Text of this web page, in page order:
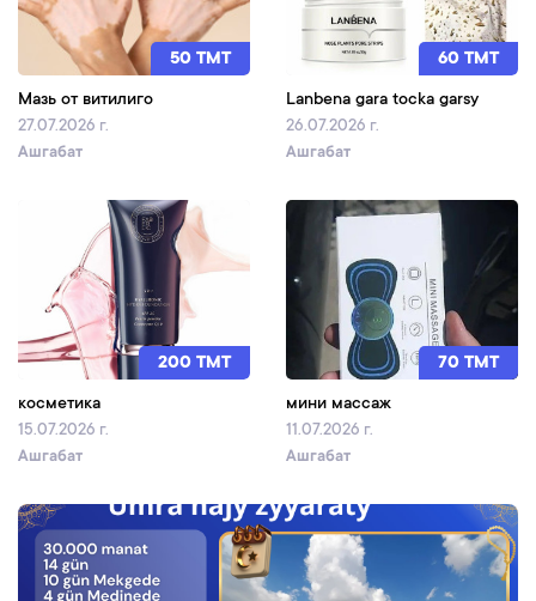
50 TMT
Мазь от витилиго
27.07.2026 г.
Ашгабат
60 TMT
Lanbena gara tocka garsy
26.07.2026 г.
Ашгабат
200 TMT
косметика
15.07.2026 г.
Ашгабат
70 TMT
мини массаж
11.07.2026 г.
Ашгабат